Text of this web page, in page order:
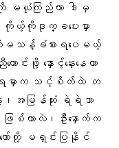
မယုံကြည်တာ ဒါမှ
ယ့်ကိုဒုက္ခပေးမှာ
းမသန့်ခံစားရပေမယ့်
င်းဖို့ နှောင့်နှေးနေတာ
းရမှာက သင့်စိတ်ထဲ တ
၊အမြန်ဆုံး ရဲရဲသာ
ဖြစ်တာလဲ၊ဦးနှောက်က
ာ်တို့ မရှင်းပြနိုင်